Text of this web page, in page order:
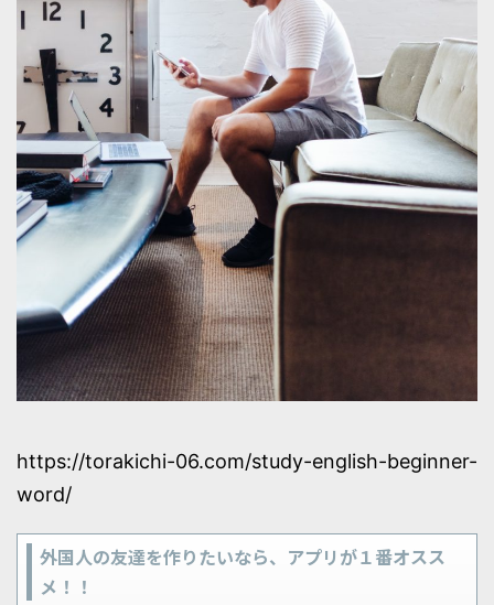
https://torakichi-06.com/study-english-beginner-
word/
外国人の友達を作りたいなら、アプリが１番オスス
メ！！